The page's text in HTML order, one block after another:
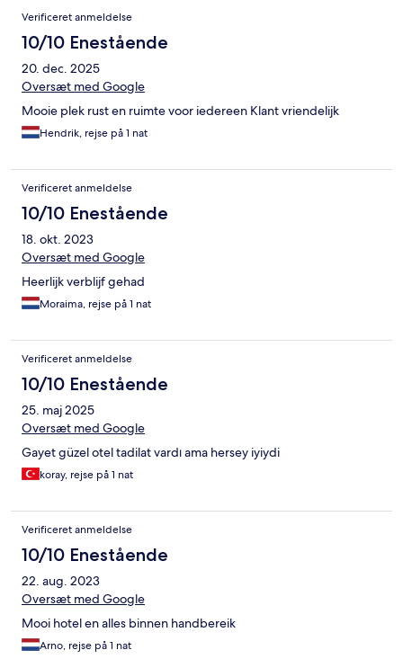
Verificeret anmeldelse
10/10 Enestående
20. dec. 2025
Oversæt med Google
Mooie plek rust en ruimte voor iedereen Klant vriendelijk
Hendrik, rejse på 1 nat
Verificeret anmeldelse
10/10 Enestående
18. okt. 2023
Oversæt med Google
Heerlijk verblijf gehad
Moraima, rejse på 1 nat
Verificeret anmeldelse
10/10 Enestående
25. maj 2025
Oversæt med Google
Gayet güzel otel tadilat vardı ama hersey iyiydi
koray, rejse på 1 nat
Verificeret anmeldelse
10/10 Enestående
22. aug. 2023
Oversæt med Google
Mooi hotel en alles binnen handbereik
Arno, rejse på 1 nat